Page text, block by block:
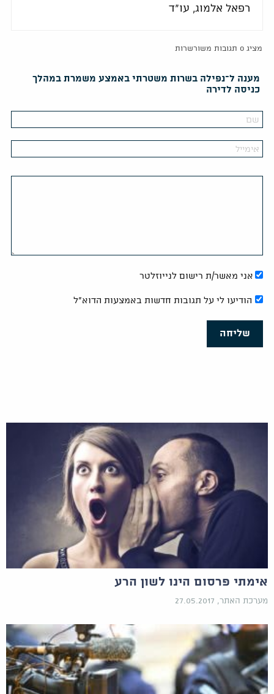
רפאל אלמוג, עו"ד
מציג 0 תגובות משורשרות
מענה ל־נפילה בשרות משטרתי באמצע משמרת במהלך
כניסה לדירה
אני מאשר/ת רישום לנייוזלטר
הודיעו לי על תגובות חדשות באמצעות הדוא"ל
שליחה
אימתי פרסום הינו לשון הרע
מערכת האתר, 27.05.2017